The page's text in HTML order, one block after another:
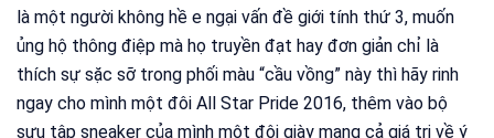
là một người không hề e ngại vấn đề giới tính thứ 3, muốn
ủng hộ thông điệp mà họ truyền đạt hay đơn giản chỉ là
thích sự sặc sỡ trong phối màu “cầu vồng” này thì hãy rinh
ngay cho mình một đôi All Star Pride 2016, thêm vào bộ
sưu tập sneaker của mình một đôi giày mang cả giá trị về ý